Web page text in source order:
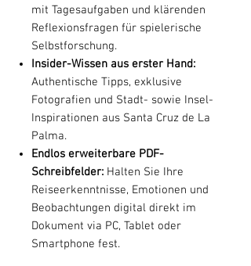
mit Tagesaufgaben und klärenden
Reflexionsfragen für spielerische
Selbstforschung.
Insider-Wissen aus erster Hand:
Authentische Tipps, exklusive
Fotografien und Stadt- sowie Insel-
Inspirationen aus Santa Cruz de La
Palma.
Endlos erweiterbare PDF-
Schreibfelder: Halten Sie Ihre
Reiseerkenntnisse, Emotionen und
Beobachtungen digital direkt im
Dokument via PC, Tablet oder
Smartphone fest.